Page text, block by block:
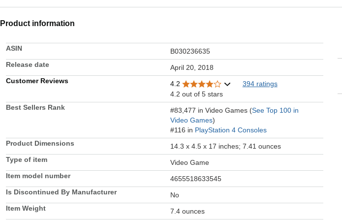
Product information
ASIN
B030236635
Release date
April 20, 2018
Customer Reviews
4.2
394 ratings
4.2 out of 5 stars
Best Sellers Rank
#83,477 in Video Games (See Top 100 in
Video Games)
#116 in PlayStation 4 Consoles
Product Dimensions
14.3 x 4.5 x 17 inches; 7.41 ounces
Type of item
Video Game
Item model number
4655518633545
Is Discontinued By Manufacturer
No
Item Weight
7.4 ounces